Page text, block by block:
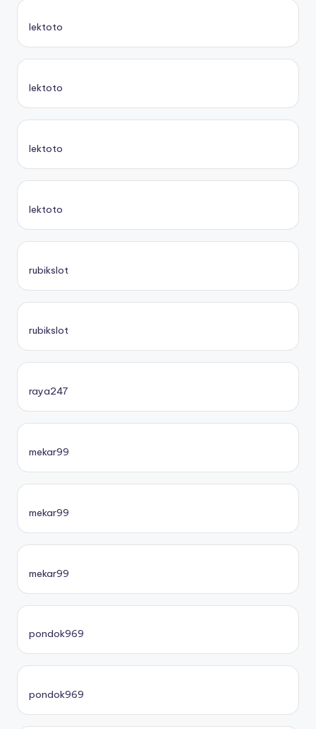
lektoto
lektoto
lektoto
lektoto
rubikslot
rubikslot
raya247
mekar99
mekar99
mekar99
pondok969
pondok969